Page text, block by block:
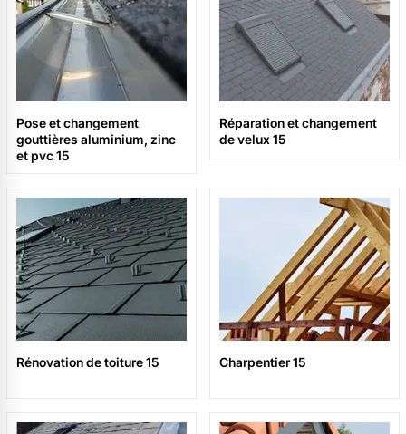
Pose et changement
gouttières aluminium, zinc
et pvc 15
Réparation et changement
de velux 15
Rénovation de toiture 15 Charpentier 15